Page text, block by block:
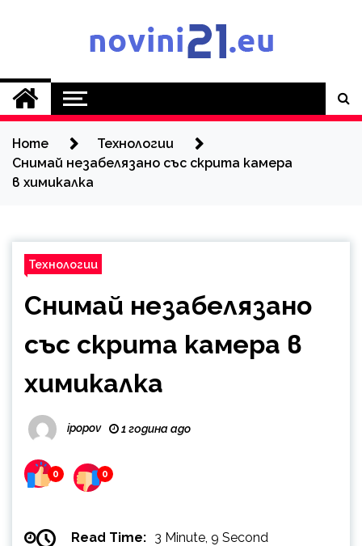
Novini21.EU
Home
Технологии
Снимай незабелязано със скрита камера
в химикалка
Технологии
Снимай незабелязано
със скрита камера в
химикалка
ipopov 1 година ago
0 0
Read Time: 3 Minute, 9 Second